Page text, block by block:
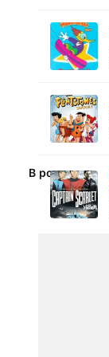
В ролях: